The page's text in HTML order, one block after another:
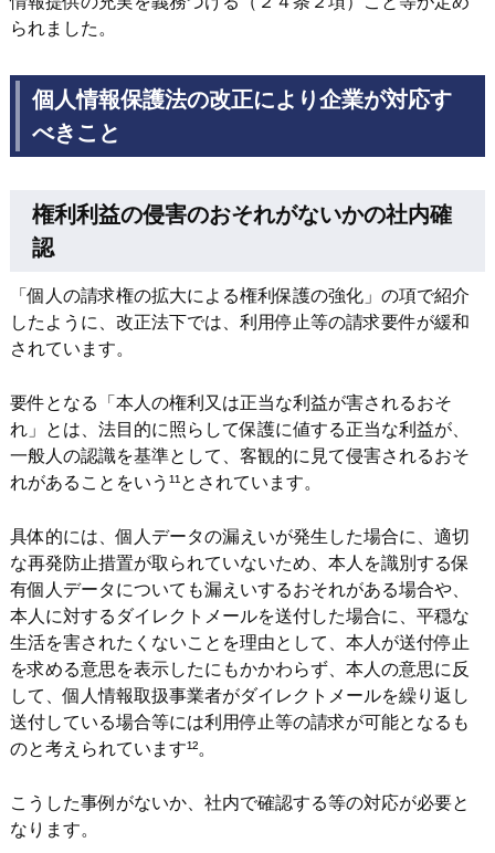
られました。
個人情報保護法の改正により企業が対応す
べきこと
権利利益の侵害のおそれがないかの社内確
認
「個人の請求権の拡大による権利保護の強化」の項で紹介
したように、改正法下では、利用停止等の請求要件が緩和
されています。
要件となる「本人の権利又は正当な利益が害されるおそ
れ」とは、法目的に照らして保護に値する正当な利益が、
一般人の認識を基準として、客観的に見て侵害されるおそ
れがあることをいう¹¹とされています。
具体的には、個人データの漏えいが発生した場合に、適切
な再発防止措置が取られていないため、本人を識別する保
有個人データについても漏えいするおそれがある場合や、
本人に対するダイレクトメールを送付した場合に、平穏な
生活を害されたくないことを理由として、本人が送付停止
を求める意思を表示したにもかかわらず、本人の意思に反
して、個人情報取扱事業者がダイレクトメールを繰り返し
送付している場合等には利用停止等の請求が可能となるも
のと考えられています¹²。
こうした事例がないか、社内で確認する等の対応が必要と
なります。